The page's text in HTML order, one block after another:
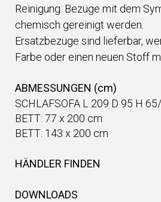
Reinigung: Bezüge mit dem
chemisch gereinigt werden.
Ersatzbezüge sind lieferbar,
Farbe oder einen neuen Stoff
ABMESSUNGEN (cm)
SCHLAFSOFA L 209 D 95 H
BETT: 77 x 200 cm
BETT: 143 x 200 cm
HÄNDLER FINDEN
DOWNLOADS